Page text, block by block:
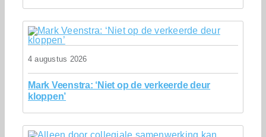
4 augustus 2026
Mark Veenstra: ‘Niet op de verkeerde deur
kloppen’